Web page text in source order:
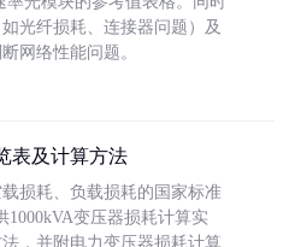
光纤损耗、连接器问题）及
网络性能问题。
表及计算方法
损耗、负载损耗的国家标准
1000kVA变压器损耗计算实
，并附电力变压器损耗计算